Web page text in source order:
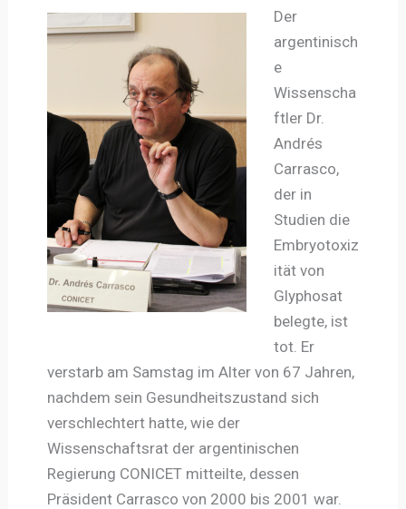
Der
argentinisch
e
Wissenscha
ftler Dr.
Andrés
Carrasco,
der in
Studien die
Embryotoxiz
ität von
Glyphosat
belegte, ist
tot. Er
verstarb am Samstag im Alter von 67 Jahren,
nachdem sein Gesundheitszustand sich
verschlechtert hatte, wie der
Wissenschaftsrat der argentinischen
Regierung CONICET mitteilte, dessen
Präsident Carrasco von 2000 bis 2001 war.